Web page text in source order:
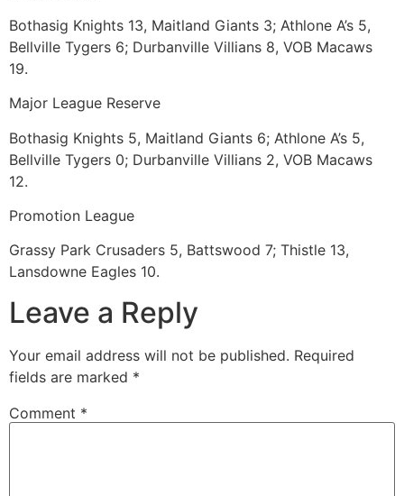
Bothasig Knights 13, Maitland Giants 3; Athlone A’s 5,
Bellville Tygers 6; Durbanville Villians 8, VOB Macaws
19.
Major League Reserve
Bothasig Knights 5, Maitland Giants 6; Athlone A’s 5,
Bellville Tygers 0; Durbanville Villians 2, VOB Macaws
12.
Promotion League
Grassy Park Crusaders 5, Battswood 7; Thistle 13,
Lansdowne Eagles 10.
Leave a Reply
Your email address will not be published. Required
fields are marked *
Comment *